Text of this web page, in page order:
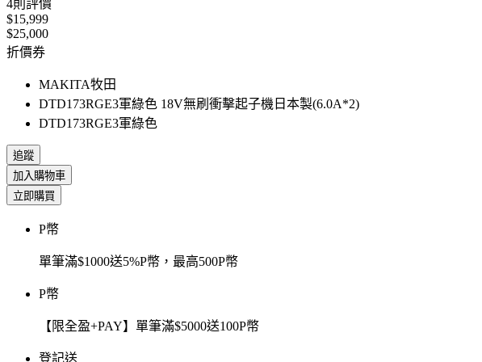
4則評價
$15,999
$25,000
折價券
MAKITA牧田
DTD173RGE3軍綠色 18V無刷衝擊起子機日本製(6.0A*2)
DTD173RGE3軍綠色
追蹤
加入購物車
立即購買
P幣
單筆滿$1000送5%P幣，最高500P幣
P幣
【限全盈+PAY】單筆滿$5000送100P幣
登記送